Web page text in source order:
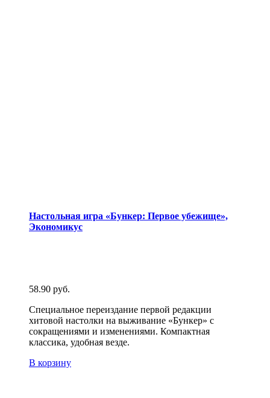
Настольная игра «Бункер: Первое убежище»,
Экономикус
58.90 руб.
Специальное переиздание первой редакции
хитовой настолки на выживание «Бункер» с
сокращениями и изменениями. Компактная
классика, удобная везде.
В корзину